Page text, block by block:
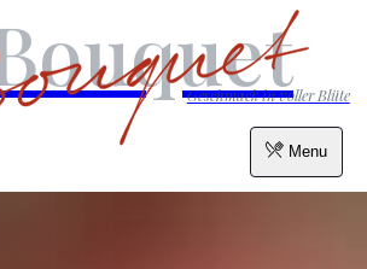
Menu
Geschmack in voller Blüte